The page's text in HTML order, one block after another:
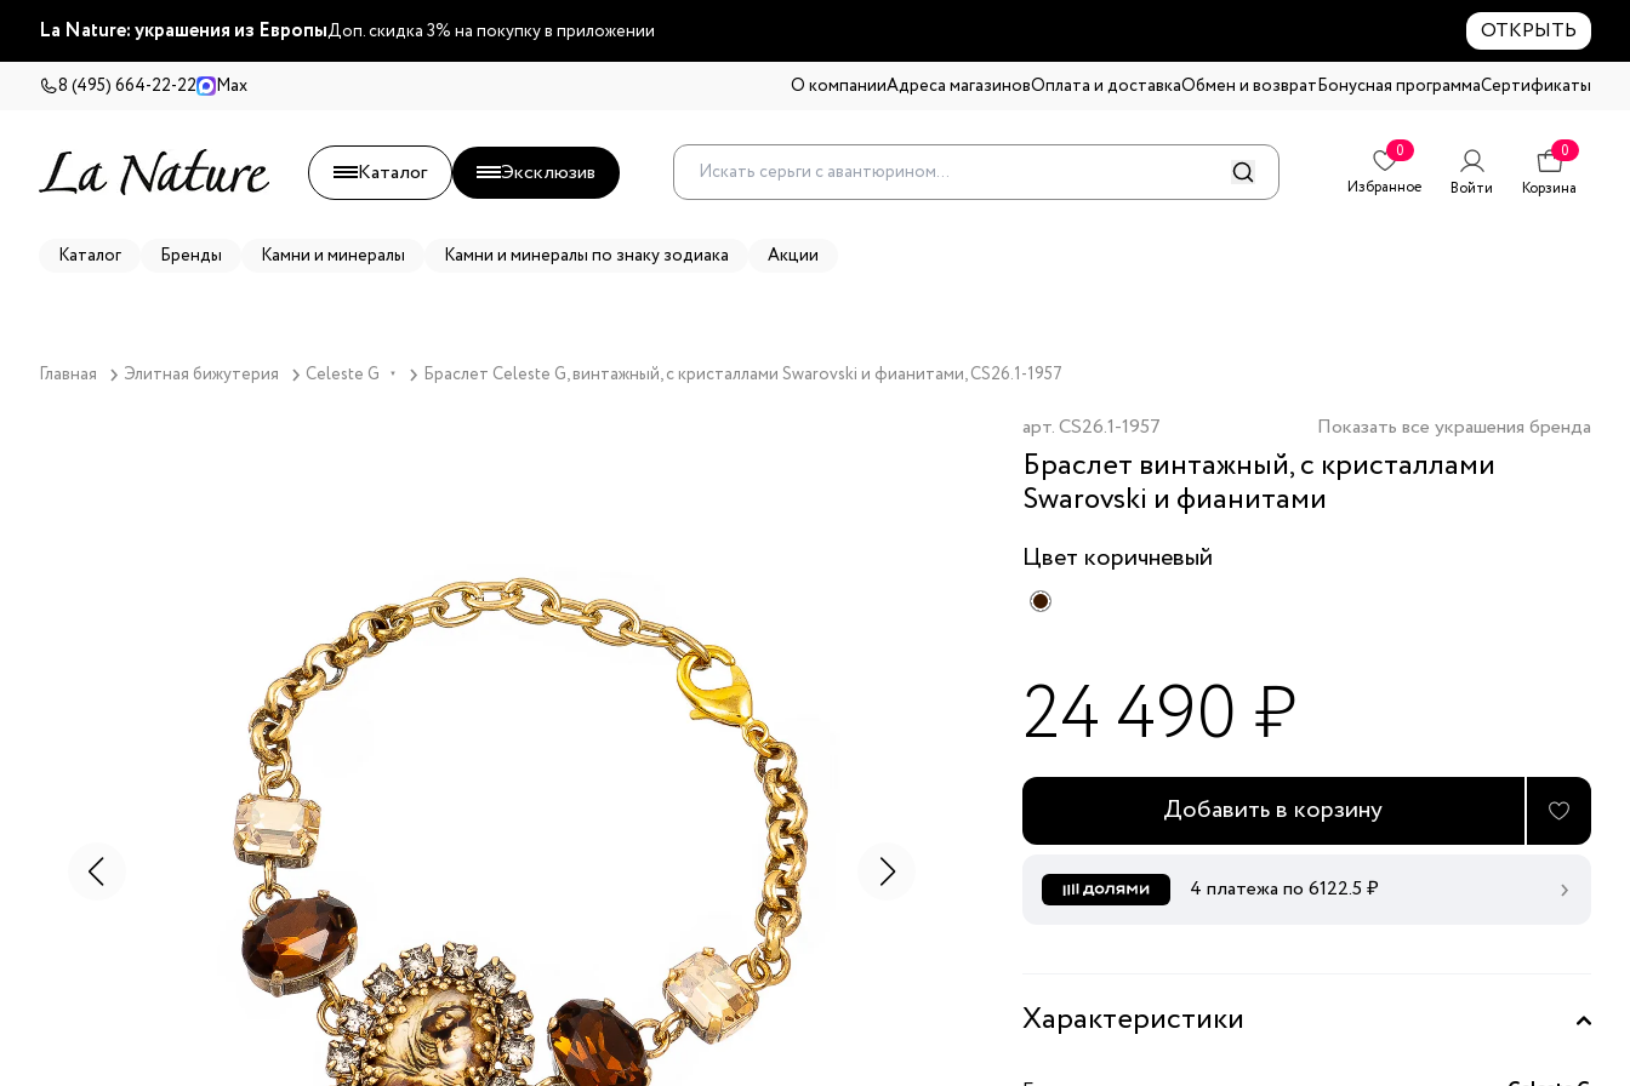
La Nature: украшения из ЕвропыДоп. скидка 3% на покупку в приложении ОТКРЫТЬ
8 (495) 664-22-22 Max О компанииАдреса магазиновОплата и доставкаОбмен и возвратБонусная программаСертификаты
Каталог Эксклюзив
0
Избранное
Войти
0
Корзина
Каталог Бренды Камни и минералы Камни и минералы по знаку зодиака Акции
Главная Элитная бижутерия Celeste G ▼ Браслет Celeste G, винтажный, с кристаллами Swarovski и фианитами, CS26.1-1957
арт.CS26.1-1957 Показать все украшения бренда
Браслет винтажный, с кристаллами
Swarovski и фианитами
Цвет коричневый
24 490 ₽
Добавить в корзину
4 платежа по 6122.5 ₽
Характеристики